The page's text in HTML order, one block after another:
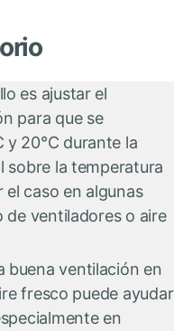
es ajustar el
para que se
y 20°C durante la
sobre la temperatura
caso en algunas
de ventiladores o aire
buena ventilación en
fresco puede ayudar
en